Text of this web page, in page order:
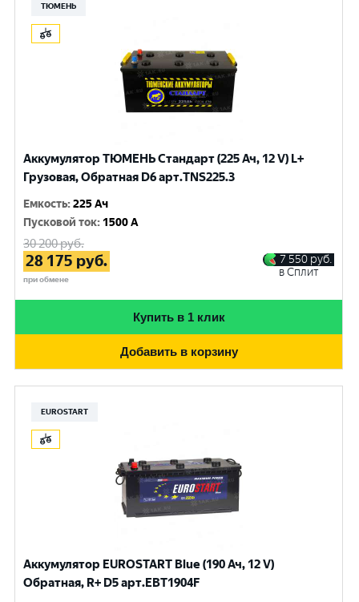
ТЮМЕНЬ
Аккумулятор ТЮМЕНЬ Стандарт (225 Ач, 12 V) L+
Грузовая, Обратная D6 арт.TNS225.3
Емкость:225 Ач
Пусковой ток: 1500 A
30 200руб.
28 175 руб.
при обмене
7 550 руб.
в Сплит
Купить в 1 клик
Добавить в корзину
EUROSTART
Аккумулятор EUROSTART Blue (190 Ач, 12 V)
Обратная, R+ D5 арт.EBT1904F